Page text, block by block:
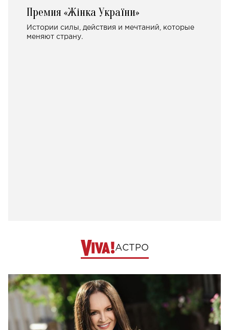
Премия «Жінка України»
Истории силы, действия и мечтаний, которые
меняют страну.
АСТРО